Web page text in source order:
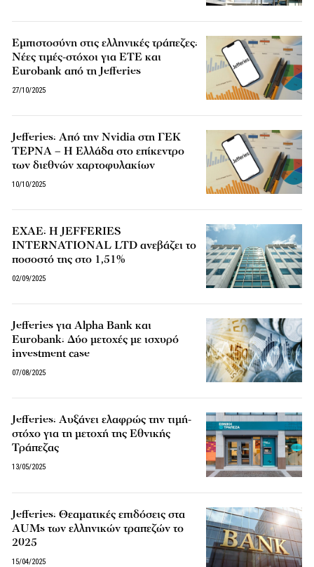
Εμπιστοσύνη στις ελληνικές τράπεζες:
Νέες τιμές-στόχοι για ΕΤΕ και
Eurobank από τη Jefferies
27/10/2025
Jefferies: Από την Nvidia στη ΓΕΚ
ΤΕΡΝΑ – Η Ελλάδα στο επίκεντρο
των διεθνών χαρτοφυλακίων
10/10/2025
ΕΧΑΕ: Η JEFFERIES
INTERNATIONAL LTD ανεβάζει το
ποσοστό της στο 1,51%
02/09/2025
Jefferies για Alpha Bank και
Eurobank: Δύο μετοχές με ισχυρό
investment case
07/08/2025
Jefferies: Αυξάνει ελαφρώς την τιμή-
στόχο για τη μετοχή της Εθνικής
Τράπεζας
13/05/2025
Jefferies: Θεαματικές επιδόσεις στα
AUMs των ελληνικών τραπεζών το
2025
15/04/2025